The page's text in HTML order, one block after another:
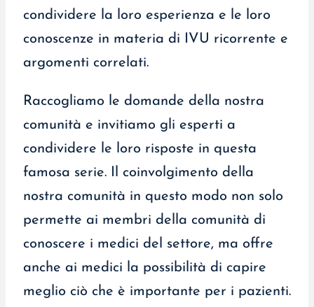
condividere la loro esperienza e le loro
conoscenze in materia di IVU ricorrente e
argomenti correlati.
Raccogliamo le domande della nostra
comunità e invitiamo gli esperti a
condividere le loro risposte in questa
famosa serie. Il coinvolgimento della
nostra comunità in questo modo non solo
permette ai membri della comunità di
conoscere i medici del settore, ma offre
anche ai medici la possibilità di capire
meglio ciò che è importante per i pazienti.